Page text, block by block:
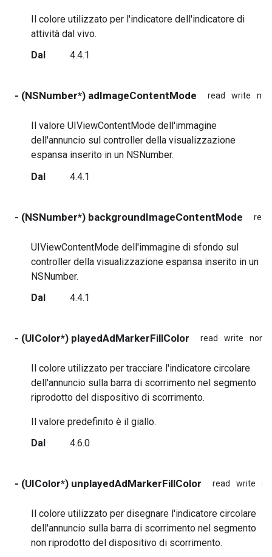
Il colore utilizzato per l'indicatore dell'indicatore di
attività dal vivo.
Dal
4.4.1
- (NSNumber*) adImageContentMode read write
Il valore UIViewContentMode dell'immagine
dell'annuncio sul controller della visualizzazione
espansa inserito in un NSNumber.
Dal
4.4.1
- (NSNumber*) backgroundImageContentMode read
UIViewContentMode dell'immagine di sfondo sul
controller della visualizzazione espansa inserito in un
NSNumber.
Dal
4.4.1
- (UIColor*) playedAdMarkerFillColor read write
Il colore utilizzato per tracciare l'indicatore circolare
dell'annuncio sulla barra di scorrimento nel segmento
riprodotto del dispositivo di scorrimento.
Il valore predefinito è il giallo.
Dal
4.6.0
- (UIColor*) unplayedAdMarkerFillColor read write
Il colore utilizzato per disegnare l'indicatore circolare
dell'annuncio sulla barra di scorrimento nel segmento
non riprodotto del dispositivo di scorrimento.